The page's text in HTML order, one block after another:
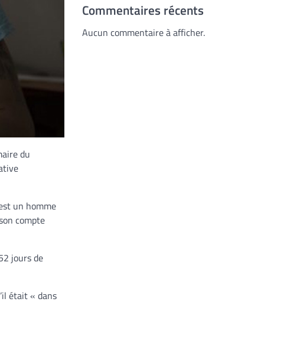
du
un homme
compte
jours de
était « dans
Commentaires récents
Aucun commentaire à afficher.